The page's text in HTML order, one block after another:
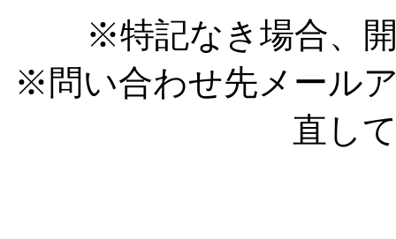
※特記なき場合、
※問い合わせ先メール
直し